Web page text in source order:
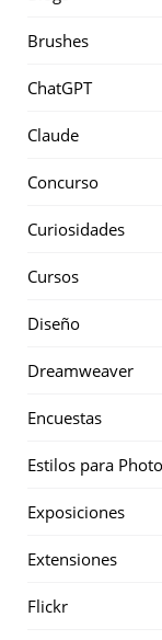
Brushes
ChatGPT
Claude
Concurso
Curiosidades
Cursos
Diseño
Dreamweaver
Encuestas
Estilos para
Exposiciones
Extensiones
Flickr